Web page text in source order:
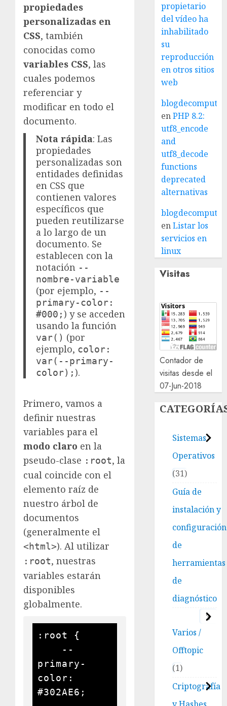
propiedades
personalizadas en
CSS, también
conocidas como
variables CSS, las
cuales podemos
referenciar y
modificar en todo el
documento.
Nota rápida: Las
propiedades
personalizadas son
entidades definidas
en CSS que
contienen valores
específicos que
pueden reutilizarse
a lo largo de un
documento. Se
establecen con la
notación --
nombre-variable
(por ejemplo, --
primary-color:
#000;) y se acceden
usando la función
var() (por
ejemplo, color:
var(--primary-
color);).
Primero, vamos a
definir nuestras
variables para el
modo claro en la
pseudo-clase :root, la
cual coincide con el
elemento raíz de
nuestro árbol de
documentos
(generalmente el
<html>). Al utilizar
:root, nuestras
variables estarán
disponibles
globalmente.
:root {
primary-
color:
#302AE6;
propietario
del vídeo ha
inhabilitado
su
reproducción
en otros sitios
web
enPHP 8.2:
utf8_encode
and
utf8_decode
functions
deprecated
alternativas
enListar los
servicios en
linux
Visitas
Contador de
visitas desde el
07-Jun-2018
Sistemas
Operativos
31
Guía de
instalación y
configuración
de
herramientas
de
diagnóstico
3
Varios /
Offtopic
1
Criptografía